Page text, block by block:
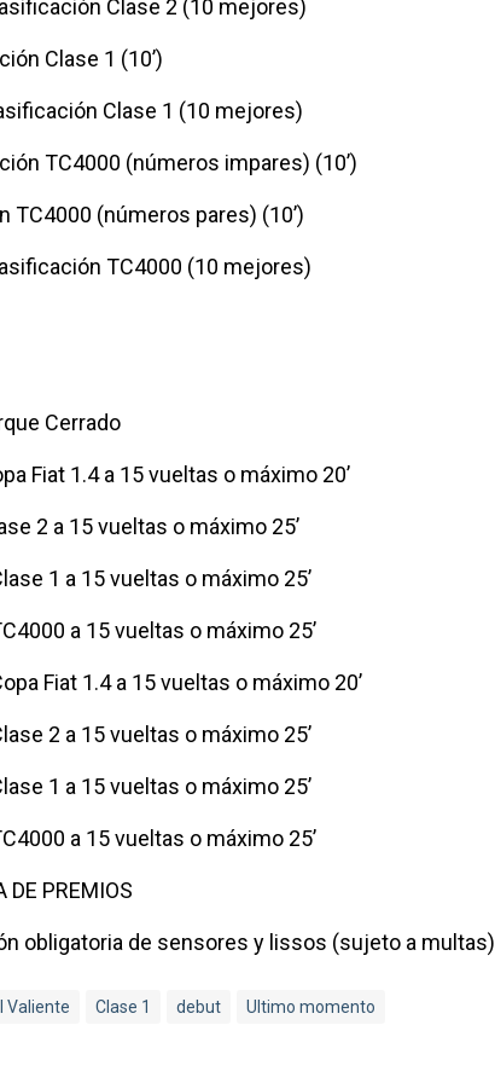
Clase 2 (10 mejores)
Clase 1 (10’)
Clase 1 (10 mejores)
TC4000 (números impares) (10’)
TC4000 (números pares) (10’)
TC4000 (10 mejores)
Cerrado
Fiat 1.4 a 15 vueltas o máximo 20’
2 a 15 vueltas o máximo 25’
1 a 15 vueltas o máximo 25’
a 15 vueltas o máximo 25’
Fiat 1.4 a 15 vueltas o máximo 20’
2 a 15 vueltas o máximo 25’
1 a 15 vueltas o máximo 25’
a 15 vueltas o máximo 25’
DE PREMIOS
obligatoria de sensores y lissos (sujeto a multas)
Valiente Clase 1 debut Ultimo momento